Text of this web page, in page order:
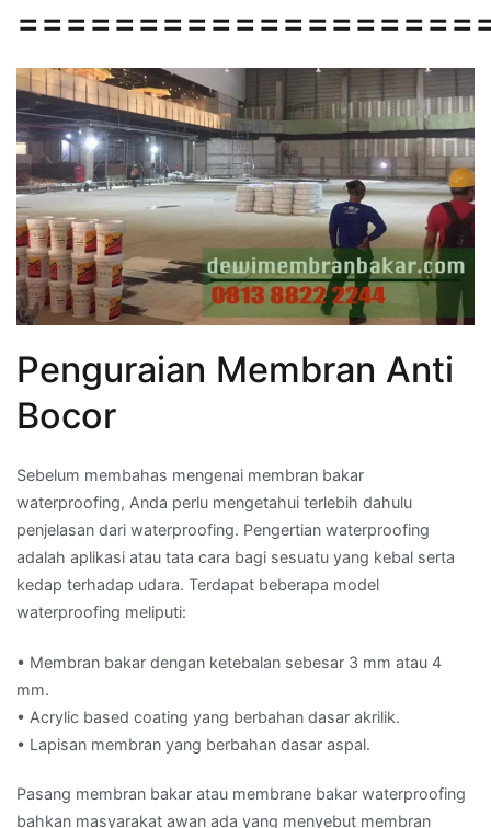
Penguraian Membran Anti
Bocor
Sebelum membahas mengenai membran bakar
waterproofing, Anda perlu mengetahui terlebih dahulu
penjelasan dari waterproofing. Pengertian waterproofing
adalah aplikasi atau tata cara bagi sesuatu yang kebal serta
kedap terhadap udara. Terdapat beberapa model
waterproofing meliputi:
• Membran bakar dengan ketebalan sebesar 3 mm atau 4
mm.
• Acrylic based coating yang berbahan dasar akrilik.
• Lapisan membran yang berbahan dasar aspal.
Pasang membran bakar atau membrane bakar waterproofing
bahkan masyarakat awan ada yang menyebut membran